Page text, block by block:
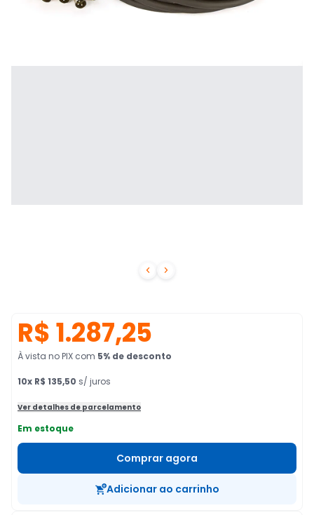
 
R$ 1.287,25
À vista no PIX com 5% de desconto
10x R$ 135,50 s/ juros
Ver detalhes de parcelamento
Em estoque
Comprar agora
Adicionar ao carrinho